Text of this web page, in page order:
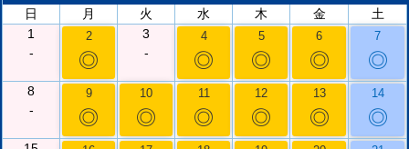
日
月 火 水 木 金
土
1
-
2
◎
3
-
4
◎
5
◎
6
◎
7
◎
8
-
9
◎
10
◎
11
◎
12
◎
13
◎
14
◎